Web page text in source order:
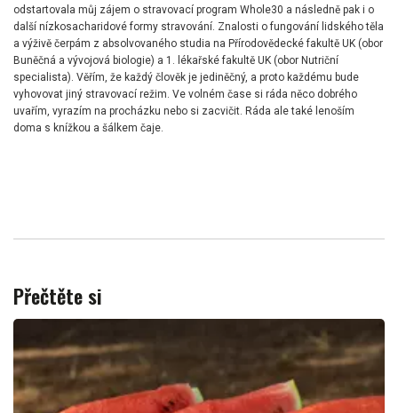
odstartovala můj zájem o stravovací program Whole30 a následně pak i o
další nízkosacharidové formy stravování. Znalosti o fungování lidského těla
a výživě čerpám z absolvovaného studia na Přírodovědecké fakultě UK (obor
Buněčná a vývojová biologie) a 1. lékařské fakultě UK (obor Nutriční
specialista). Věřím, že každý člověk je jediněčný, a proto každému bude
vyhovovat jiný stravovací režim. Ve volném čase si ráda něco dobrého
uvařím, vyrazím na procházku nebo si zacvičit. Ráda ale také lenoším
doma s knížkou a šálkem čaje.
Přečtěte si